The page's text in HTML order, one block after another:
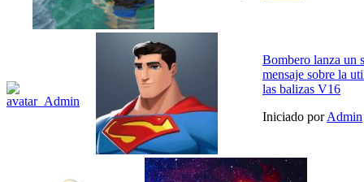
Bombero lanza un
mensaje sobre la
las balizas V16
Iniciado porAdmin